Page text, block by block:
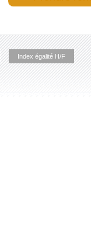
Index égalité H/F